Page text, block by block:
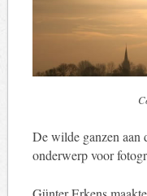
De wilde ganzen aan
onderwerp voor